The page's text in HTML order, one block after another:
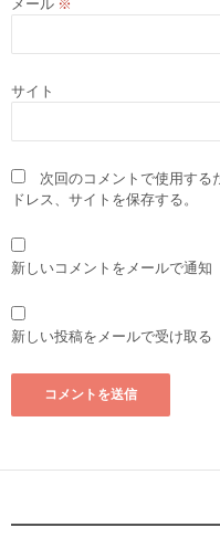
サイト
次回のコメントで使用する
ドレス、サイトを保存する。
新しいコメントをメールで通知
新しい投稿をメールで受け取る